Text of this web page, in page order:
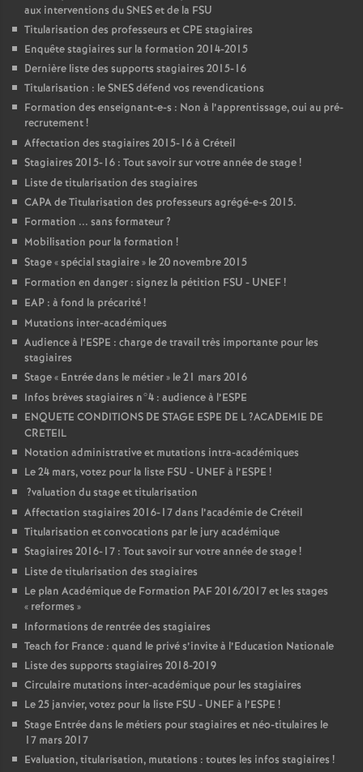
aux interventions duSNESet de la FSU
Titularisation des professeurs etCPE stagiaires
Enquête stagiaires sur la formation 2014-2015
Dernière liste des supports stagiaires 2015-16
Titularisation : leSNESdéfend vos revendications
Formation des enseignant-e-s : Non à l’apprentissage, oui au pré-
recrutement!
Affectation des stagiaires 2015-16 à Créteil
Stagiaires 2015-16 : Tout savoir sur votre année de stage!
Liste de titularisation des stagiaires
CAPAde Titularisation des professeurs agrégé-e-s 2015.
Formation ... sans formateur?
Mobilisation pour la formation !
Stage «spécial stagiaire» le 20 novembre 2015
Formation en danger : signez la pétition FSU - UNEF!
EAP : à fond la précarité!
Mutations inter-académiques
Audience à l’ESPE : charge de travail très importante pour les
stagiaires
Stage « Entrée dans le métier» le 21 mars 2016
Infos brèves stagiaires n°4 : audience à l’ESPE
ENQUETE CONDITIONS DE STAGE ESPE DE L?ACADEMIE DE
CRETEIL
Notation administrative et mutations intra-académiques
Le 24 mars, votez pour la liste FSU - UNEFà l’ESPE !
?valuation du stage et titularisation
Affectation stagiaires 2016-17 dans l’académie de Créteil
Titularisation et convocations par le jury académique
Stagiaires 2016-17 : Tout savoir sur votre année de stage!
Liste de titularisation des stagiaires
Le plan Académique de Formation PAF2016/2017 et les stages
« reformes »
Informations de rentrée des stagiaires
Teach for France : quand le privé s’invite à l’Education Nationale
Liste des supports stagiaires 2018-2019
Circulaire mutations inter-académique pour les stagiaires
Le 25 janvier, votez pour la liste FSU - UNEFà l’ESPE !
Stage Entrée dans le métiers pour stagiaires et néo-titulaires le
17 mars 2017
Evaluation, titularisation, mutations : toutes les infos stagiaires !